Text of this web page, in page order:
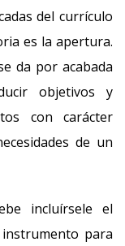
del currículo
es la apertura.
da por acabada
objetivos y
con carácter
de un
incluírsele el
para